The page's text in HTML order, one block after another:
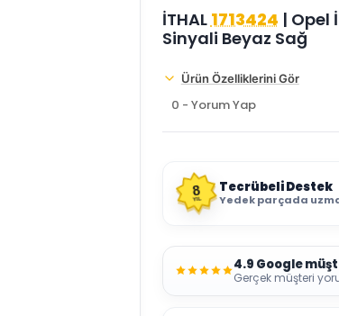
İTHAL 1713424 | Opel
Sinyali Beyaz Sağ
Ürün Özelliklerini Gör
0 - Yorum Yap
8
YIL
Tecrübeli Destek
Yedek parçada
4.9 Google
Gerçek müşteri